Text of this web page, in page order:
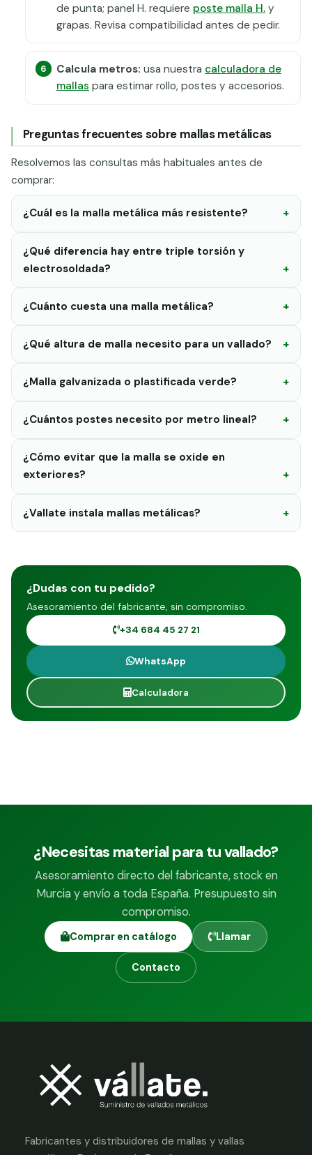
de punta; panel H. requiere poste malla H. y
grapas. Revisa compatibilidad antes de pedir.
Calcula metros: usa nuestra calculadora de
mallas para estimar rollo, postes y accesorios.
Preguntas frecuentes sobre mallas metálicas
Resolvemos las consultas más habituales antes de
comprar:
¿Cuál es la malla metálica más resistente?
¿Qué diferencia hay entre triple torsión y
electrosoldada?
¿Cuánto cuesta una malla metálica?
¿Qué altura de malla necesito para un vallado?
¿Malla galvanizada o plastificada verde?
¿Cuántos postes necesito por metro lineal?
¿Cómo evitar que la malla se oxide en
exteriores?
¿Vallate instala mallas metálicas?
¿Dudas con tu pedido?
Asesoramiento del fabricante, sin compromiso.
+34 684 45 27 21
WhatsApp
Calculadora
¿Necesitas material para tu vallado?
Asesoramiento directo del fabricante, stock en
Murcia y envío a toda España. Presupuesto sin
compromiso.
Comprar en catálogo Llamar
Contacto
Fabricantes y distribuidores de mallas y vallas